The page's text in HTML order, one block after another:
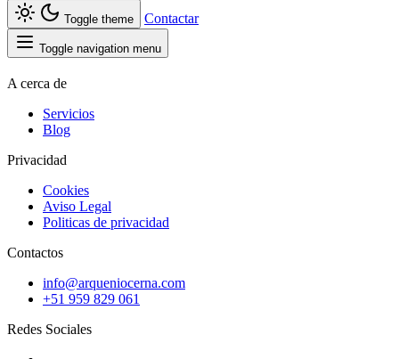
Toggle theme Contactar
Toggle navigation menu
A cerca de
Servicios
Blog
Privacidad
Cookies
Aviso Legal
Politicas de privacidad
Contactos
info@arqueniocerna.com
+51 959 829 061
Redes Sociales